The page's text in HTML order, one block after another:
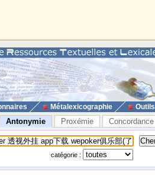
Métalexicographie Outils
Antonymie Proxémie Concordance
catégorie :